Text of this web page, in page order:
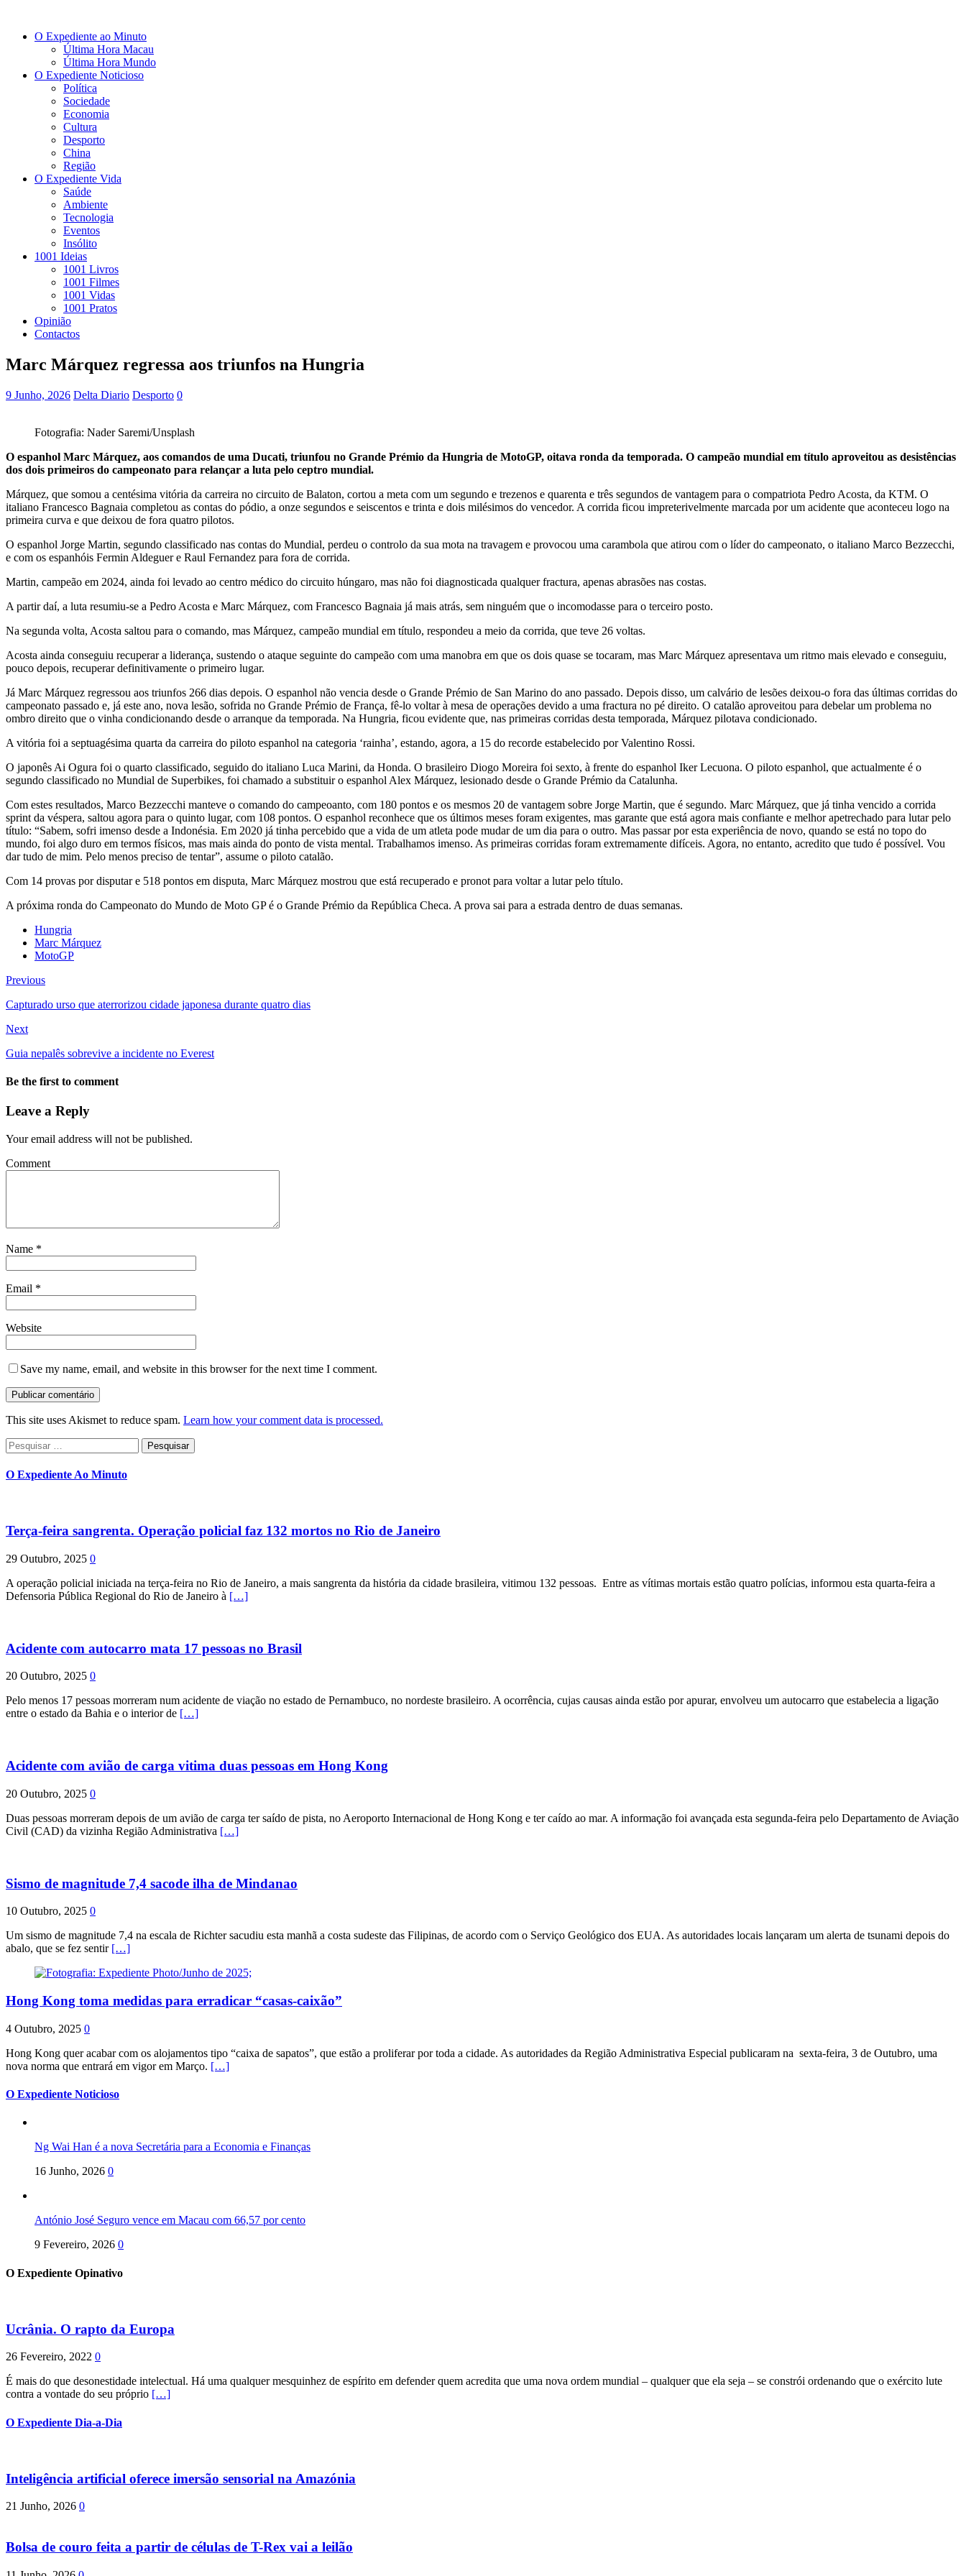
O Expediente ao Minuto
Última Hora Macau
Última Hora Mundo
O Expediente Noticioso
Política
Sociedade
Economia
Cultura
Desporto
China
Região
O Expediente Vida
Saúde
Ambiente
Tecnologia
Eventos
Insólito
1001 Ideias
1001 Livros
1001 Filmes
1001 Vidas
1001 Pratos
Opinião
Contactos
Marc Márquez regressa aos triunfos na Hungria
9 Junho, 2026 Delta Diario Desporto 0
Fotografia: Nader Saremi/Unsplash
O espanhol Marc Márquez, aos comandos de uma Ducati, triunfou no Grande Prémio da Hungria de MotoGP, oitava ronda da temporada. O campeão mundial em título aproveitou as desistências
dos dois primeiros do campeonato para relançar a luta pelo ceptro mundial.
Márquez, que somou a centésima vitória da carreira no circuito de Balaton, cortou a meta com um segundo e trezenos e quarenta e três segundos de vantagem para o compatriota Pedro Acosta, da KTM. O
italiano Francesco Bagnaia completou as contas do pódio, a onze segundos e seiscentos e trinta e dois milésimos do vencedor. A corrida ficou impreterivelmente marcada por um acidente que aconteceu logo na
primeira curva e que deixou de fora quatro pilotos.
O espanhol Jorge Martin, segundo classificado nas contas do Mundial, perdeu o controlo da sua mota na travagem e provocou uma carambola que atirou com o líder do campeonato, o italiano Marco Bezzecchi,
e com os espanhóis Fermin Aldeguer e Raul Fernandez para fora de corrida.
Martin, campeão em 2024, ainda foi levado ao centro médico do circuito húngaro, mas não foi diagnosticada qualquer fractura, apenas abrasões nas costas.
A partir daí, a luta resumiu-se a Pedro Acosta e Marc Márquez, com Francesco Bagnaia já mais atrás, sem ninguém que o incomodasse para o terceiro posto.
Na segunda volta, Acosta saltou para o comando, mas Márquez, campeão mundial em título, respondeu a meio da corrida, que teve 26 voltas.
Acosta ainda conseguiu recuperar a liderança, sustendo o ataque seguinte do campeão com uma manobra em que os dois quase se tocaram, mas Marc Márquez apresentava um ritmo mais elevado e conseguiu,
pouco depois, recuperar definitivamente o primeiro lugar.
Já Marc Márquez regressou aos triunfos 266 dias depois. O espanhol não vencia desde o Grande Prémio de San Marino do ano passado. Depois disso, um calvário de lesões deixou-o fora das últimas corridas do
campeonato passado e, já este ano, nova lesão, sofrida no Grande Prémio de França, fê-lo voltar à mesa de operações devido a uma fractura no pé direito. O catalão aproveitou para debelar um problema no
ombro direito que o vinha condicionando desde o arranque da temporada. Na Hungria, ficou evidente que, nas primeiras corridas desta temporada, Márquez pilotava condicionado.
A vitória foi a septuagésima quarta da carreira do piloto espanhol na categoria ‘rainha’, estando, agora, a 15 do recorde estabelecido por Valentino Rossi.
O japonês Ai Ogura foi o quarto classificado, seguido do italiano Luca Marini, da Honda. O brasileiro Diogo Moreira foi sexto, à frente do espanhol Iker Lecuona. O piloto espanhol, que actualmente é o
segundo classificado no Mundial de Superbikes, foi chamado a substituir o espanhol Alex Márquez, lesionado desde o Grande Prémio da Catalunha.
Com estes resultados, Marco Bezzecchi manteve o comando do campeoanto, com 180 pontos e os mesmos 20 de vantagem sobre Jorge Martin, que é segundo. Marc Márquez, que já tinha vencido a corrida
sprint da véspera, saltou agora para o quinto lugar, com 108 pontos. O espanhol reconhece que os últimos meses foram exigentes, mas garante que está agora mais confiante e melhor apetrechado para lutar pelo
título: “Sabem, sofri imenso desde a Indonésia. Em 2020 já tinha percebido que a vida de um atleta pode mudar de um dia para o outro. Mas passar por esta experiência de novo, quando se está no topo do
mundo, foi algo duro em termos físicos, mas mais ainda do ponto de vista mental. Trabalhamos imenso. As primeiras corridas foram extremamente difíceis. Agora, no entanto, acredito que tudo é possível. Vou
dar tudo de mim. Pelo menos preciso de tentar”, assume o piloto catalão.
Com 14 provas por disputar e 518 pontos em disputa, Marc Márquez mostrou que está recuperado e pronot para voltar a lutar pelo título.
A próxima ronda do Campeonato do Mundo de Moto GP é o Grande Prémio da República Checa. A prova sai para a estrada dentro de duas semanas.
Hungria
Marc Márquez
MotoGP
Previous
Capturado urso que aterrorizou cidade japonesa durante quatro dias
Next
Guia nepalês sobrevive a incidente no Everest
Be the first to comment
Leave a Reply
Your email address will not be published.
Comment
Name *
Email *
Website
Save my name, email, and website in this browser for the next time I comment.
This site uses Akismet to reduce spam. Learn how your comment data is processed.
Pesquisar
por:
O Expediente Ao Minuto
Terça-feira sangrenta. Operação policial faz 132 mortos no Rio de Janeiro
29 Outubro, 2025 0
A operação policial iniciada na terça-feira no Rio de Janeiro, a mais sangrenta da história da cidade brasileira, vitimou 132 pessoas. Entre as vítimas mortais estão quatro polícias, informou esta quarta-feira a
Defensoria Pública Regional do Rio de Janeiro à […]
Acidente com autocarro mata 17 pessoas no Brasil
20 Outubro, 2025 0
Pelo menos 17 pessoas morreram num acidente de viação no estado de Pernambuco, no nordeste brasileiro. A ocorrência, cujas causas ainda estão por apurar, envolveu um autocarro que estabelecia a ligação
entre o estado da Bahia e o interior de […]
Acidente com avião de carga vitima duas pessoas em Hong Kong
20 Outubro, 2025 0
Duas pessoas morreram depois de um avião de carga ter saído de pista, no Aeroporto Internacional de Hong Kong e ter caído ao mar. A informação foi avançada esta segunda-feira pelo Departamento de Aviação
Civil (CAD) da vizinha Região Administrativa […]
Sismo de magnitude 7,4 sacode ilha de Mindanao
10 Outubro, 2025 0
Um sismo de magnitude 7,4 na escala de Richter sacudiu esta manhã a costa sudeste das Filipinas, de acordo com o Serviço Geológico dos EUA. As autoridades locais lançaram um alerta de tsunami depois do
abalo, que se fez sentir […]
Hong Kong toma medidas para erradicar “casas-caixão”
4 Outubro, 2025 0
Hong Kong quer acabar com os alojamentos tipo “caixa de sapatos”, que estão a proliferar por toda a cidade. As autoridades da Região Administrativa Especial publicaram na sexta-feira, 3 de Outubro, uma
nova norma que entrará em vigor em Março. […]
O Expediente Noticioso
Ng Wai Han é a nova Secretária para a Economia e Finanças
16 Junho, 2026 0
António José Seguro vence em Macau com 66,57 por cento
9 Fevereiro, 2026 0
O Expediente Opinativo
Ucrânia. O rapto da Europa
26 Fevereiro, 2022 0
É mais do que desonestidade intelectual. Há uma qualquer mesquinhez de espírito em defender quem acredita que uma nova ordem mundial – qualquer que ela seja – se constrói ordenando que o exército lute
contra a vontade do seu próprio […]
O Expediente Dia-a-Dia
Inteligência artificial oferece imersão sensorial na Amazónia
21 Junho, 2026 0
Bolsa de couro feita a partir de células de T-Rex vai a leilão